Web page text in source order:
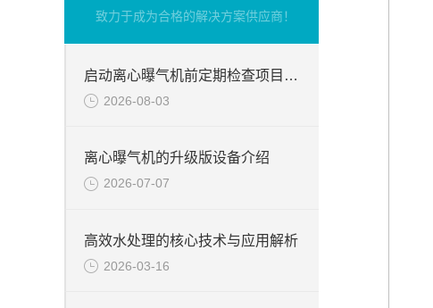
致力于成为合格的解决方案供应商！
启动离心曝气机前定期检查项目分析
2026-08-03
离心曝气机的升级版设备介绍
2026-07-07
高效水处理的核心技术与应用解析
2026-03-16